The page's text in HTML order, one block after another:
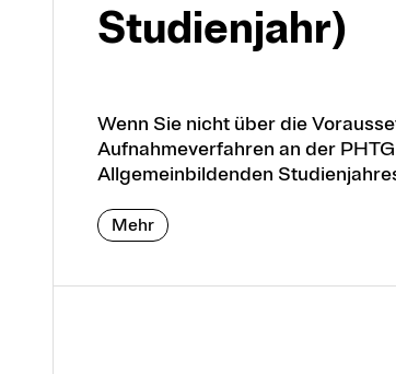
Studienjahr)
Wenn Sie nicht über die
Aufnahmeverfahren an der
Allgemeinbildenden
Mehr